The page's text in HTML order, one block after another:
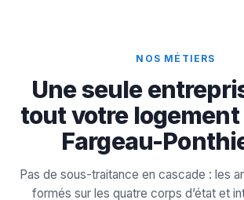
NOS MÉTIERS
Une seule
tout votre logement
Fargeau-
Pas de sous-traitance en cascade : les
formés sur les quatre corps d’état et